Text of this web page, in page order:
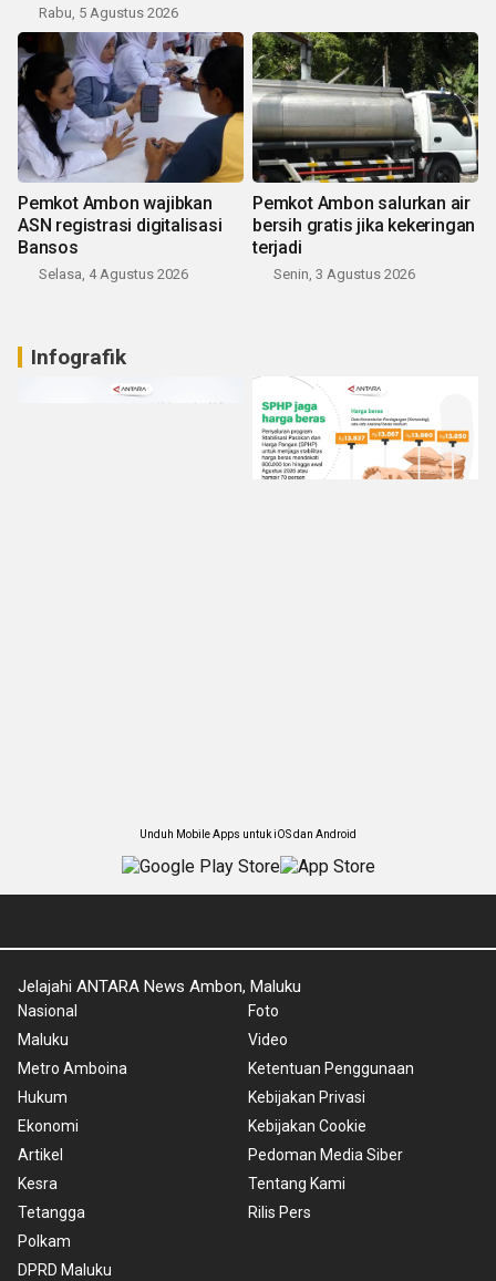
Rabu, 5 Agustus 2026
Pemkot Ambon wajibkan
ASN registrasi digitalisasi
Bansos
Selasa, 4 Agustus 2026
Pemkot Ambon salurkan air
bersih gratis jika kekeringan
terjadi
Senin, 3 Agustus 2026
Infografik
Unduh Mobile Apps untuk iOS dan Android
Jelajahi ANTARA News Ambon, Maluku
Nasional
Maluku
Metro Amboina
Hukum
Ekonomi
Artikel
Kesra
Tetangga
Polkam
DPRD Maluku
Foto
Video
Ketentuan Penggunaan
Kebijakan Privasi
Kebijakan Cookie
Pedoman Media Siber
Tentang Kami
Rilis Pers